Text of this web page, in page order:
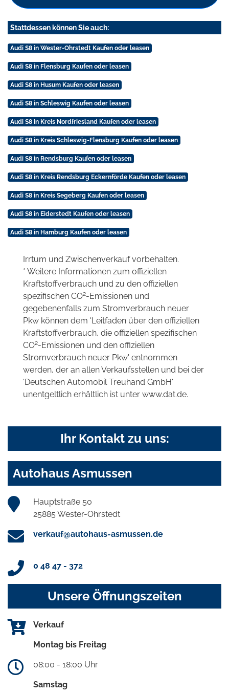
Stattdessen können Sie auch:
Audi S8 in Wester-Ohrstedt Kaufen oder leasen
Audi S8 in Flensburg Kaufen oder leasen
Audi S8 in Husum Kaufen oder leasen
Audi S8 in Schleswig Kaufen oder leasen
Audi S8 in Kreis Nordfriesland Kaufen oder leasen
Audi S8 in Kreis Schleswig-Flensburg Kaufen oder leasen
Audi S8 in Rendsburg Kaufen oder leasen
Audi S8 in Kreis Rendsburg Eckernförde Kaufen oder leasen
Audi S8 in Kreis Segeberg Kaufen oder leasen
Audi S8 in Eiderstedt Kaufen oder leasen
Audi S8 in Hamburg Kaufen oder leasen
Irrtum und Zwischenverkauf vorbehalten.
* Weitere Informationen zum offiziellen
Kraftstoffverbrauch und zu den offiziellen
spezifischen CO2-Emissionen und
gegebenenfalls zum Stromverbrauch neuer
Pkw können dem 'Leitfaden über den offiziellen
Kraftstoffverbrauch, die offiziellen spezifischen
CO2-Emissionen und den offiziellen
Stromverbrauch neuer Pkw' entnommen
werden, der an allen Verkaufsstellen und bei der
'Deutschen Automobil Treuhand GmbH'
unentgeltlich erhältlich ist unter www.dat.de.
Ihr Kontakt zu uns:
Autohaus Asmussen
Hauptstraße 50
25885 Wester-Ohrstedt
verkauf@autohaus-asmussen.de
0 48 47 - 372
Unsere Öffnungszeiten
Verkauf
Montag bis Freitag
08:00 - 18:00 Uhr
Samstag